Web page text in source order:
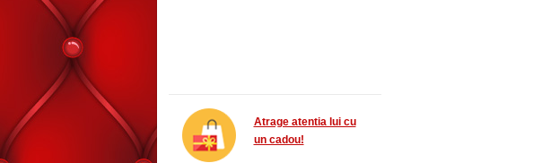
Atrage atentia lui cu
un cadou!